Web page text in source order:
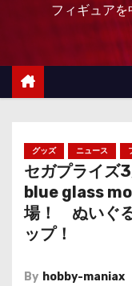
フィギュア
グッズ ニュース
セガプライズ
blue glass
場！ ぬいぐ
ップ！
By hobby-maniax